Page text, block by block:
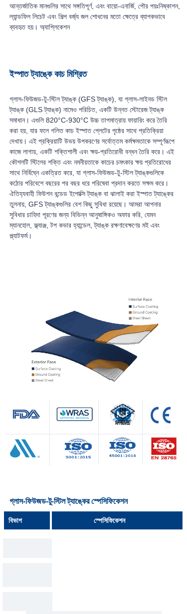
ইস্পাত ট্যাঙ্কে কাচ মিশ্রিত
গ্লাস-ফিউজড-টু-স্টিল ট্যাঙ্ক (GFS ট্যাঙ্ক), যা গ্লাস-লাইনড স্টিল
ট্যাঙ্ক (GLS ট্যাঙ্ক) নামেও পরিচিত, একটি উন্নত স্টোরেজ ট্যাঙ্ক
সমাধান। এগুলি 820°C-930°C উচ্চ তাপমাত্রায় ফায়ারিং করে তৈরি
করা হয়, যার ফলে গলিত কাচ ইস্পাত প্লেটের পৃষ্ঠের সাথে প্রতিক্রিয়া
দেখায়। এই প্রক্রিয়াটি উভয় উপকরণের সর্বোত্তম কর্মক্ষমতাকে সম্পূর্ণরূপে
কাজে লাগায়, একটি শক্তিশালী এবং ক্ষয়-প্রতিরোধী বন্ধন তৈরি করে। এই
কৌশলটি স্টিলের শক্তি এবং নমনীয়তাকে কাচের চমৎকার ক্ষয় প্রতিরোধের
সাথে নির্বিঘ্নে একত্রিত করে, যা গ্লাস-ফিউজড-টু-স্টিল ট্যাঙ্কগুলিকে
কঠোর পরিবেশে বছরের পর বছর ধরে পরিষেবা প্রদান করতে সক্ষম করে।
ঐতিহ্যবাহী ফিউশন বন্ডেড ইপোক্সি ট্যাঙ্ক বা ঝালাই করা ইস্পাত ট্যাঙ্কের
তুলনায়, GFS ট্যাঙ্কগুলির বেশ কিছু সুবিধা রয়েছে। আমরা আপনার
সুবিধার চাহিদা পূরণের জন্য বিভিন্ন আনুষাঙ্গিকও অফার করি, যেমন
ম্যানহোল, ফ্ল্যাঞ্জ, টপ কভার হ্যান্ডেল, ট্যাঙ্ক রক্ষণাবেক্ষণের মই এবং
প্ল্যাটফর্ম।
আন্তর্জাতিক মানগুলির সাথে সঙ্গতিপূর্ণ, এবং বায়ো-এনার্জি, পৌর পয়ঃনিষ্কাশন,
ল্যান্ডফিল লিচেট এবং শিল্প বর্জ্য জল শোধনের মতো ক্ষেত্রে ব্যাপকভাবে
ব্যবহৃত হয়। অ্যাপ্লিকেশন
গ্লাস-ফিউজড-টু-স্টিল ট্যাঙ্কের স্পেসিফিকেশন
বিভাগ স্পেসিফিকেশন